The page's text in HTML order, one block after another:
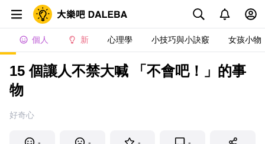
個人 新 心理學 小技巧與小訣竅 女孩小物
15 個讓人不禁大喊 「不會吧！」的事
物
好奇心